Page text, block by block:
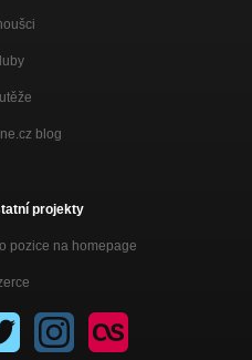
blog
projekty
pozice na homepage